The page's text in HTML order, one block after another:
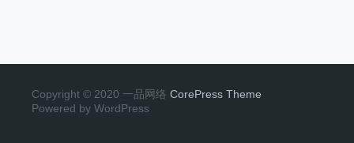
Copyright © 2020 一品网络 CorePress Theme
Powered by WordPress